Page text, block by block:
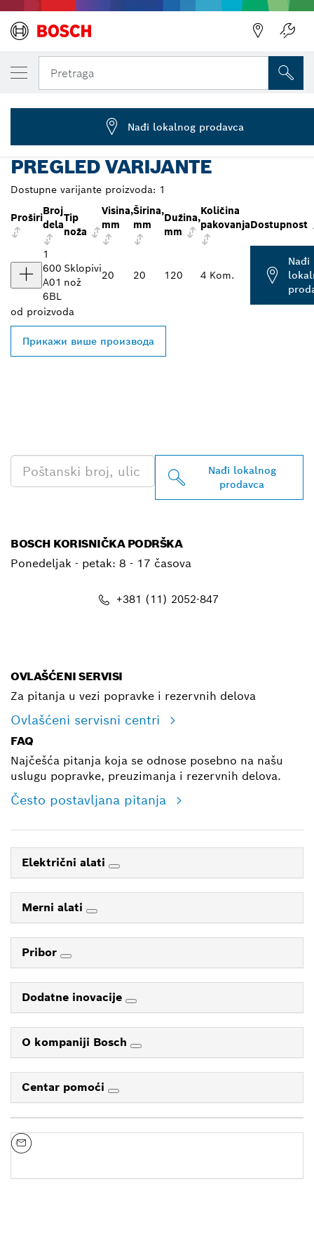
Pretraga
... Sklopivi nož Professional
IZABRANA VARIJANTA
Sklopivi nož
1 600 A01 6BL
Nađi lokalnog prodavca
PREGLED VARIJANTE
Dostupne varijante proizvoda: 1
Proširi
Broj
dela
Tip
noža
Visina,
mm
Širina,
mm
Dužina,
mm
Količina
pakovanjaDostupnost
1
600
A01
6BL
Sklopivi
nož
20 20 120 4 Kom.
Nađi
od proizvoda
Прикажи више производа
Nađi lokalnog
prodavca
BOSCH KORISNIČKA PODRŠKA
Ponedeljak - petak: 8 - 17 časova
+381 (11) 2052-847
OVLAŠĆENI SERVISI
Za pitanja u vezi popravke i rezervnih delova
Ovlašćeni servisni centri
FAQ
Najčešća pitanja koja se odnose posebno na našu
uslugu popravke, preuzimanja i rezervnih delova.
Često postavljana pitanja
Električni alati
Merni alati
Pribor
Dodatne inovacije
O kompaniji Bosch
Centar pomoći